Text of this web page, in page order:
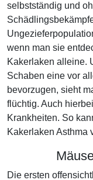
selbstständig und
wenn man sie
Kakerlaken alleine.
Schaben eine vor
bevorzugen, sieht
flüchtig. Auch
Krankheiten. So
Kakerlaken Asthma
Die ersten